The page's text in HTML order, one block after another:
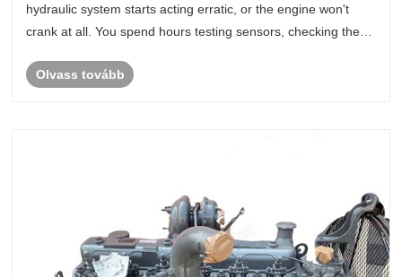
hydraulic system starts acting erratic, or the engine won't
crank at all. You spend hours testing sensors, checking the
find ......
Olvass tovább